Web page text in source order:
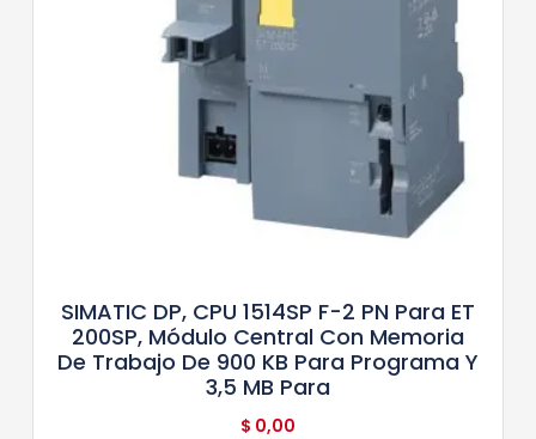
SIMATIC DP, CPU 1514SP F-2 PN Para ET
200SP, Módulo Central Con Memoria
De Trabajo De 900 KB Para Programa Y
3,5 MB Para
$ 0,00